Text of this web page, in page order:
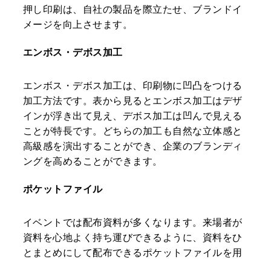
押し印刷は、自社の製品を際立たせ、ブランドイ
メージを向上させます。
エンボス・デボス加工
エンボス・デボス加工は、印刷物に凹凸をつける
加工方法です。表から見るとエンボス加工はデザ
インが浮き出て見え、デボス加工は凹んで見える
ことが特長です。どちらの加工も自然な立体感と
高級感を演出することができ、企業のブランディ
ングを高めることができます。
ポケットファイル
イベントでは配布資料が多くなります。来場者が
資料を心地よく持ち運びできるように、資料をひ
とまとめにして配布できるポケットファイルを用